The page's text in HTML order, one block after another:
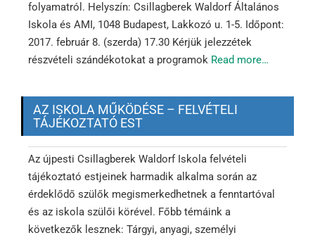
folyamatról. Helyszín: Csillagberek Waldorf Általános
Iskola és AMI, 1048 Budapest, Lakkozó u. 1-5. Időpont:
2017. február 8. (szerda) 17.30 Kérjük jelezzétek
részvételi szándékotokat a programok Read more…
AZ ISKOLA MŰKÖDÉSE – FELVÉTELI
TÁJÉKOZTATÓ EST
Az újpesti Csillagberek Waldorf Iskola felvételi
tájékoztató estjeinek harmadik alkalma során az
érdeklődő szülők megismerkedhetnek a fenntartóval
és az iskola szülői körével. Főbb témáink a
következők lesznek: Tárgyi, anyagi, személyi